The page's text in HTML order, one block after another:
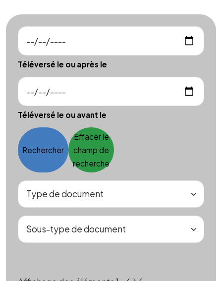
Téléversé le ou après le
Téléversé le ou avant le
Rechercher
Effacer le
champ de
recherche